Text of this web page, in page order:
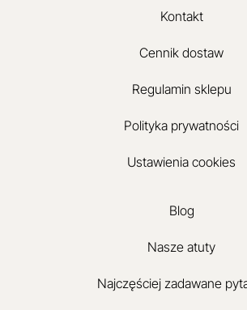
Kontakt
Cennik dostaw
Regulamin sklepu
Polityka prywatności
Ustawienia cookies
Blog
Nasze atuty
Najczęściej zadawane